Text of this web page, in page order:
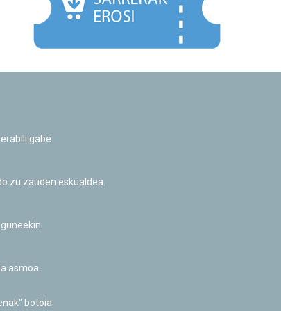
Informazio publikoa eskatzeko baimena
gabe.
zu zauden eskualdea.
asmoa.
botoia.